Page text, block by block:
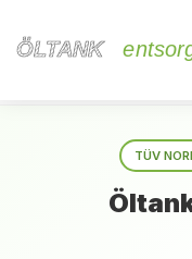
ÖLTANK
ÖLTANK
TÜV